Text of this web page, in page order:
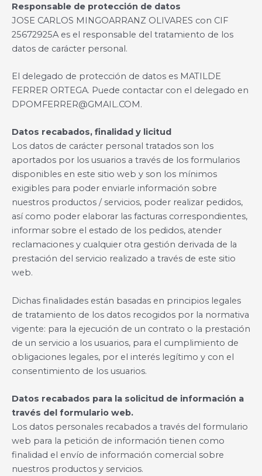
Responsable de protección de datos
JOSE CARLOS MINGOARRANZ OLIVARES con CIF
25672925A es el responsable del tratamiento de los
datos de carácter personal.
El delegado de protección de datos es MATILDE
FERRER ORTEGA. Puede contactar con el delegado en
DPOMFERRER@GMAIL.COM.
Datos recabados, finalidad y licitud
Los datos de carácter personal tratados son los
aportados por los usuarios a través de los formularios
disponibles en este sitio web y son los mínimos
exigibles para poder enviarle información sobre
nuestros productos / servicios, poder realizar pedidos,
así como poder elaborar las facturas correspondientes,
informar sobre el estado de los pedidos, atender
reclamaciones y cualquier otra gestión derivada de la
prestación del servicio realizado a través de este sitio
web.
Dichas finalidades están basadas en principios legales
de tratamiento de los datos recogidos por la normativa
vigente: para la ejecución de un contrato o la prestación
de un servicio a los usuarios, para el cumplimiento de
obligaciones legales, por el interés legítimo y con el
consentimiento de los usuarios.
Datos recabados para la solicitud de información a
través del formulario web.
Los datos personales recabados a través del formulario
web para la petición de información tienen como
finalidad el envío de información comercial sobre
nuestros productos y servicios.